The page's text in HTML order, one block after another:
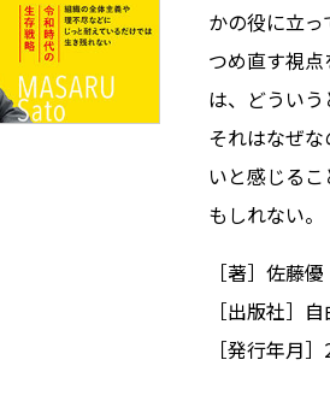
かの役に立
つめ直す視
は、どうい
それはなぜな
いと感じる
もしれない。
［著］佐藤優
［出版社］
［発行年月